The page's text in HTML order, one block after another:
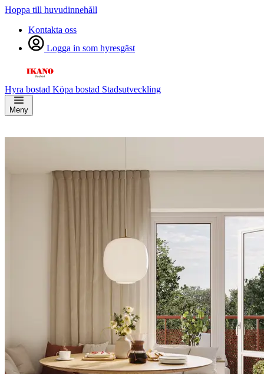
Hoppa till huvudinnehåll
Kontakta oss
Logga in som hyresgäst
Hyra bostad Köpa bostad Stadsutveckling
Meny